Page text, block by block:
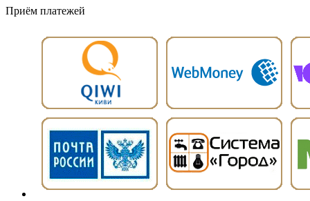
Приём платежей